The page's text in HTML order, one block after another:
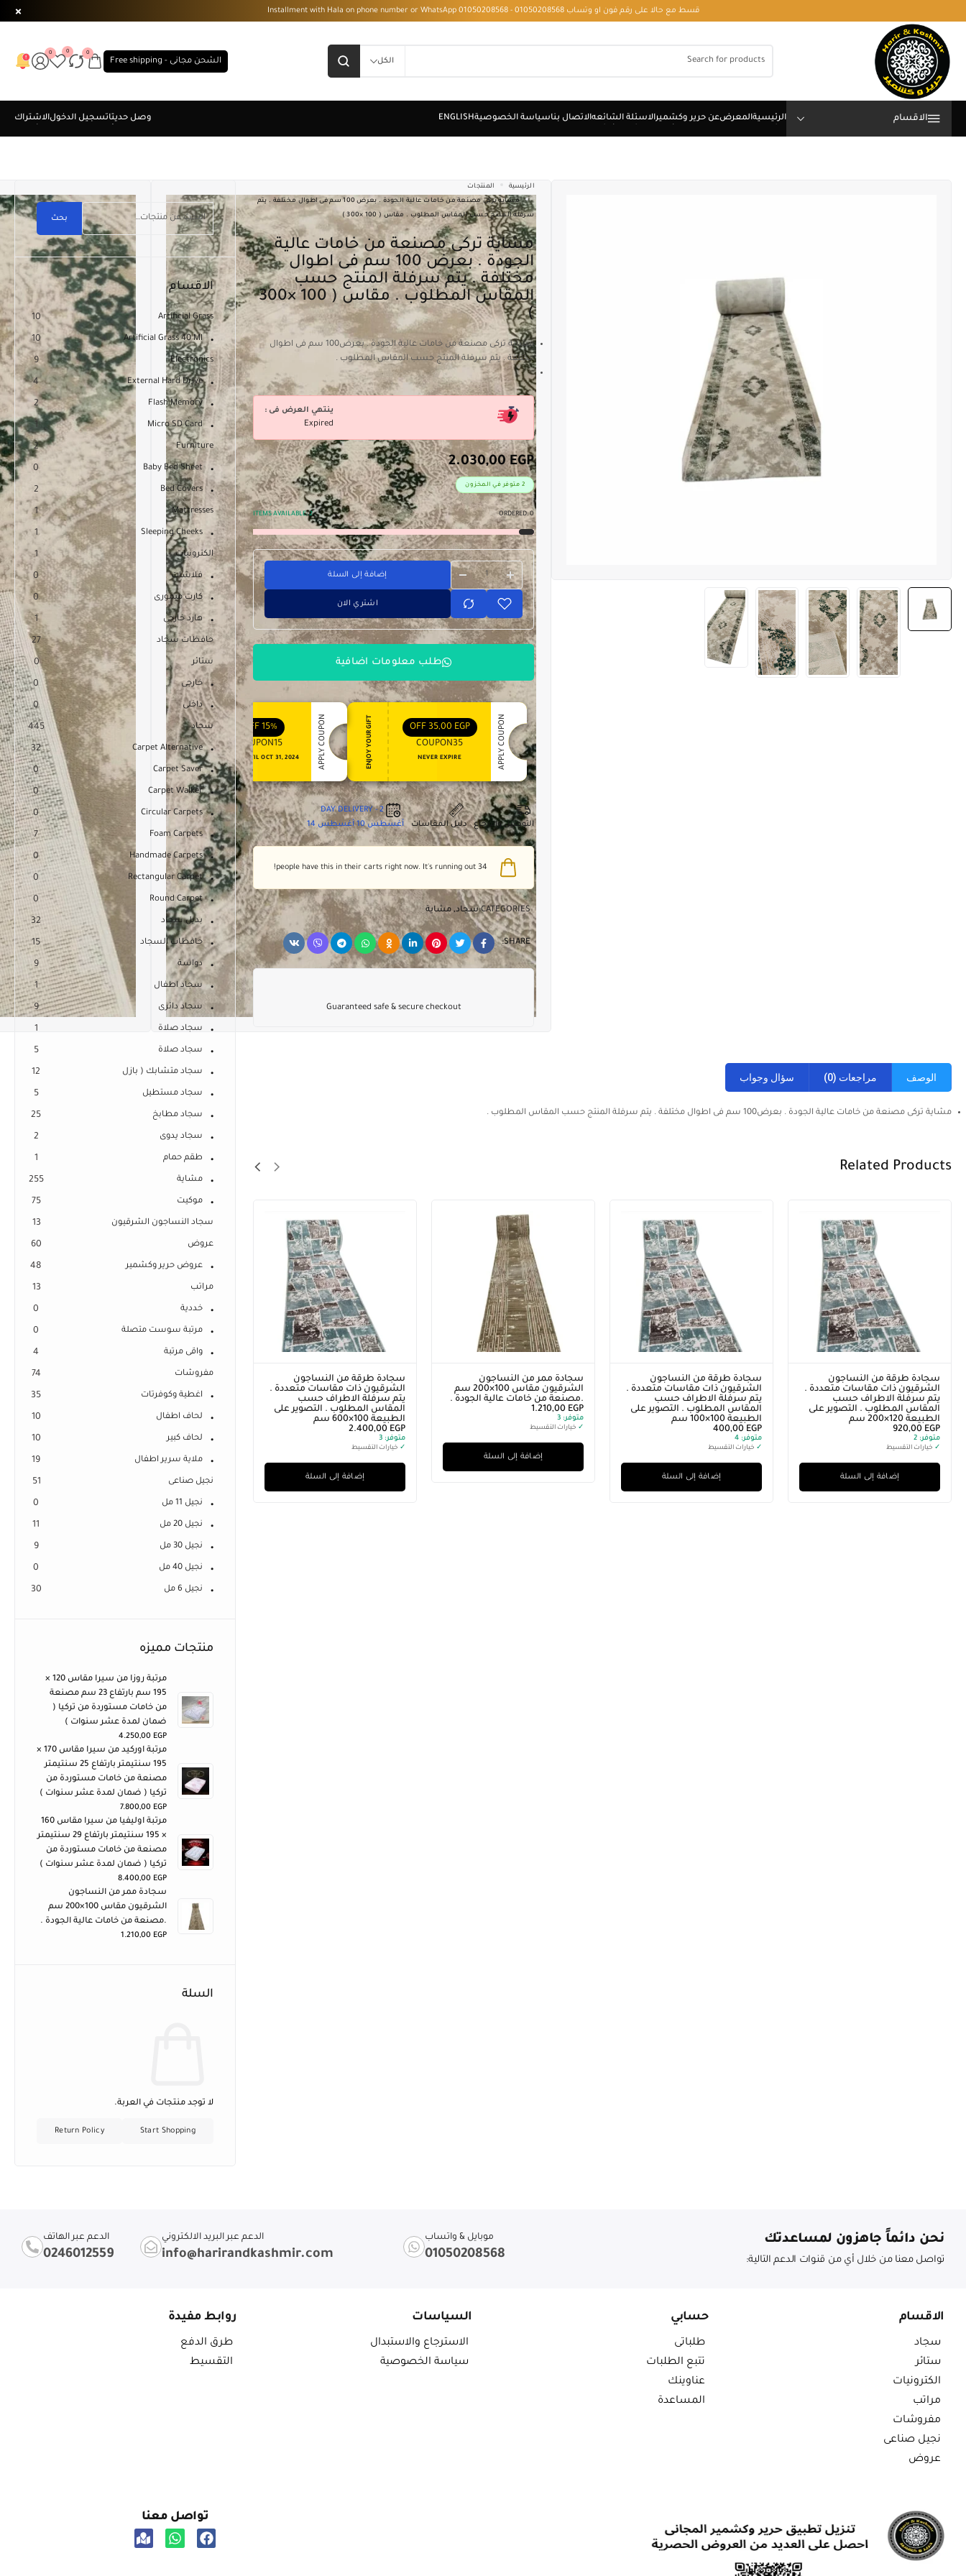
قسط مع حالا على رقم فون او وتساب 01050208568 - Installment with Hala on phone number or WhatsApp 01050208568
الكل الشحن مجانى - Free shipping
0
0
0
الاقسام
الرئيسية
المنتجات
مشاية تركى مصنعة من خامات عالية الجودة . بعرض 100 سم فى اطوال مختلفة . يتم
سرفلة المنتج حسب المقاس المطلوب . مقاس ( 100 ×300 )
مشاية تركى مصنعة من خامات عالية
الجودة . بعرض 100 سم فى اطوال
مختلفة . يتم سرفلة المنتج حسب
المقاس المطلوب . مقاس ( 100 ×300
)
مشاية تركى مصنعة من خامات عالية الجودة . بعرض100 سم فى اطوال
مختلفة . يتم سرفلة المنتج حسب المقاس المطلوب .
ينتهي العرض فى :
Expired
2.030,00EGP
2 متوفر في المخزون
ORDERED:0
ITEMS AVAILABLE:2
إضافة إلى السلة
اشتري الان
طلب معلومات اضافية
ENJOY YOUR GIFT 35,00 EGP
OFF
COUPON35
NEVER EXPIRE APPLY COUPON
ENJOY YOUR GIFT 15%
OFF
COUPON15
VALID UNTIL OCT 31, 2024 APPLY COUPON
ENJOY YOUR GIFT 10%
OFF
COUPON10
NEVER EXPIRE APPLY COUPON
التوصيل والإرجاع دليل المقاسات
2 - DAY DELIVERY
أغسطس 10
أغسطس 14
34
CATEGORIES: سجاد,مشاية
SHARE:
Guaranteed safe & secure checkout
الوصف مراجعات (0) سؤال وجواب
مشاية تركى مصنعة من خامات عالية الجودة . بعرض100 سم فى اطوال مختلفة . يتم سرفلة المنتج حسب المقاس المطلوب .
Related Products
سجادة طرقة من النساجون
الشرقيون ذات مقاسات متعددة .
يتم سرفلة الاطراف حسب
المقاس المطلوب . التصوير على
الطبيعة 120×200 سم
920,00 EGP
متوفر:
✓ خيارات التقسيط
إضافة إلى السلة
سجادة طرقة من النساجون
الشرقيون ذات مقاسات متعددة .
يتم سرفلة الاطراف حسب
المقاس المطلوب . التصوير على
الطبيعة 100×100 سم
400,00 EGP
متوفر:
✓ خيارات التقسيط
إضافة إلى السلة
سجادة ممر من النساجون
الشرقيون مقاس 100×200 سم
.مصنعة من خامات عالية الجودة .
1.210,00 EGP
متوفر:
✓ خيارات التقسيط
إضافة إلى السلة
سجادة طرقة من النساجون
الشرقيون ذات مقاسات متعددة .
يتم سرفلة الاطراف حسب
المقاس المطلوب . التصوير على
الطبيعة 100×600 سم
2.400,00 EGP
متوفر:
✓ خيارات التقسيط
إضافة إلى السلة
بحث
الاقسام
Artificial Grass
10
Artificial Grass 40 Ml
10
Electronics
9
External Hard Drive
4
Flash Memory
2
Micro SD Card
1
Furniture
2
Baby Bed Sheet
0
Bed Covers
2
Mattresses
1
Sleeping Cheeks
1
الكترونيات 1
فلاشات 0
كارت ميمورى 0
هارد خارجى 1
حافظات سجاد 27
ستائر 0
خارجى 0
داخلى 0
سجاد 445
Carpet Alternative
32
Carpet Saver
0
Carpet Walker
0
Circular Carpets
0
Foam Carpets
7
Handmade Carpets
0
Rectangular Carpet
0
Round Carpet
0
بديل سجاد 32
حافظات السجاد 15
دواسة 9
سجاد اطفال 1
سجاد دائرى 9
سجاد صلاة 1
سجاد صلاة 5
سجاد متشابك ( بازل 12
سجاد مستطيل 5
سجاد مطابخ 25
سجاد يدوى 2
طقم حمام 1
مشاية 255
موكيت 75
سجاد النساجون الشرقيون 13
عروض 60
عروض حرير وكشمير 48
مراتب 13
خددية 0
مرتبة سوست متصلة 0
واقى مرتبة 4
مفروشات 74
اغطية وكوفرتات 35
لحاف اطفال 10
لحاف كبير 10
ملاية سرير اطفال 19
نجيل صناعى 51
نجيل 11 مل 0
نجيل 20 مل 11
نجيل 30 مل 9
نجيل 40 مل 0
نجيل 6 مل 30
منتجات مميزه
مرتبة روزا من سيرا مقاس 120 ×
195 سم بارتفاع 23 سم مصنعة
من خامات مستوردة من تركيا (
ضمان لمدة عشر سنوات )
4.250,00 EGP
مرتبة اوركيد من سيرا مقاس 170 ×
195 سنتيمتر بارتفاع 25 سنتيمتر
مصنعة من خامات مستوردة من
تركيا ( ضمان لمدة عشر سنوات )
7.800,00 EGP
مرتبة اوليفيا من سيرا مقاس 160
× 195 سنتيمتر بارتفاع 29 سنتيمتر
مصنعة من خامات مستوردة من
تركيا ( ضمان لمدة عشر سنوات )
8.400,00 EGP
سجادة ممر من النساجون
الشرقيون مقاس 100×200 سم
.مصنعة من خامات عالية الجودة .
1.210,00 EGP
السلة
لا توجد منتجات في العربة.
Start Shopping
Return Policy
نحن دائماً جاهزون لمساعدتك
تواصل معنا من خلال أي من قنوات الدعم التالية:
موبايل & واتساب
01050208568
الدعم عبر البريد الالكتروني
info@harirandkashmir.com
الدعم عبر الهاتف
0246012559
الاقسام
سجاد
ستائر
الكترونيات
مراتب
مفروشات
نجيل صناعى
عروض
حسابي
طلباتى
تتبع الطلبات
عناوينك
المساعدة
السياسات
الاسترجاع والاستبدال
سياسة الخصوصية
روابط مفيدة
طرق الدفع
التقسيط
تواصل معنا